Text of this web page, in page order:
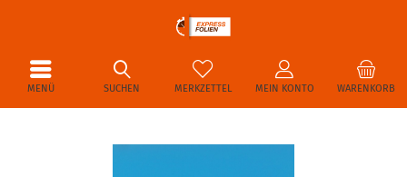
MENÜ WARENKORB
MERKZETTEL MEIN KONTO
SUCHEN